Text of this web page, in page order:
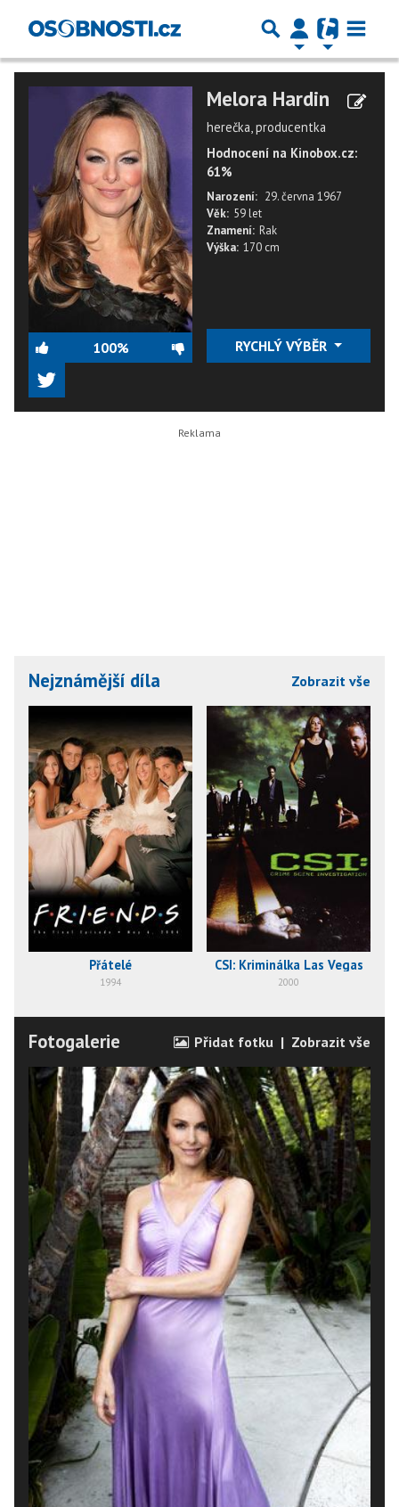
100%
Melora Hardin
herečka, producentka
Hodnocení na Kinobox.cz:
61%
Narození: 29. června 1967
Věk: 59 let
Znamení: Rak
Výška: 170 cm
RYCHLÝ VÝBĚR
Nejznámější díla Zobrazit vše
Přátelé
1994
CSI: Kriminálka Las Vegas
2000
Fotogalerie Přidat fotku | Zobrazit vše